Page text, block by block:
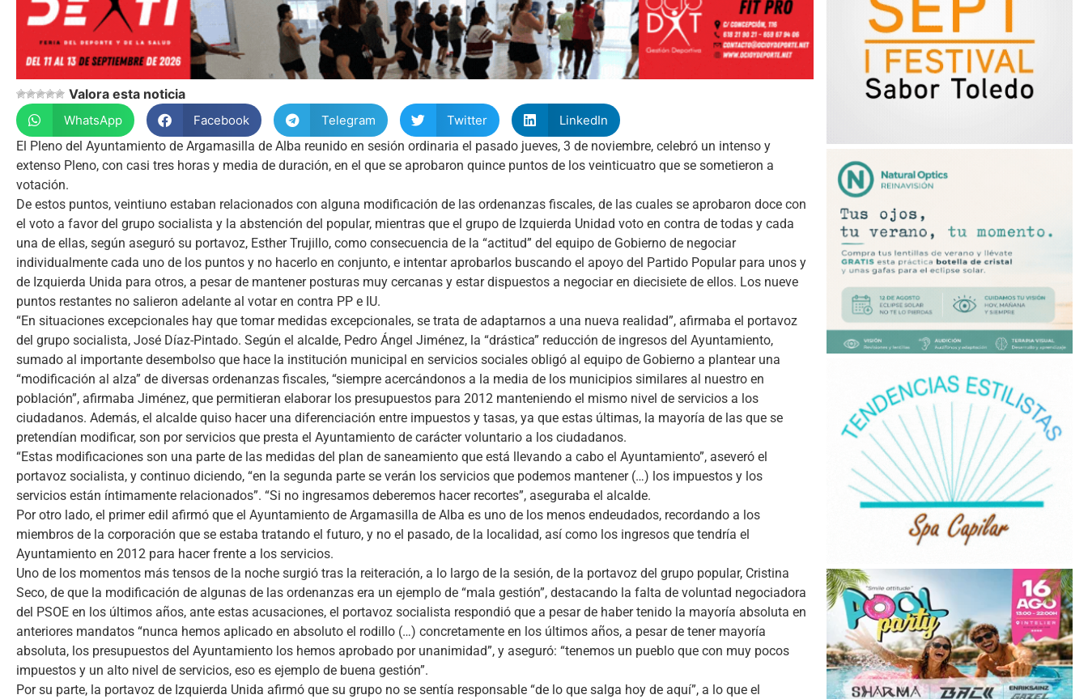
Valora esta noticia
WhatsApp Facebook Telegram Twitter
LinkedIn
El Pleno del Ayuntamiento de Argamasilla de Alba reunido en sesión ordinaria el pasado jueves, 3 de noviembre, celebró un intenso y
extenso Pleno, con casi tres horas y media de duración, en el que se aprobaron quince puntos de los veinticuatro que se sometieron a
votación.
De estos puntos, veintiuno estaban relacionados con alguna modificación de las ordenanzas fiscales, de las cuales se aprobaron doce con
el voto a favor del grupo socialista y la abstención del popular, mientras que el grupo de Izquierda Unidad voto en contra de todas y cada
una de ellas, según aseguró su portavoz, Esther Trujillo, como consecuencia de la “actitud” del equipo de Gobierno de negociar
individualmente cada uno de los puntos y no hacerlo en conjunto, e intentar aprobarlos buscando el apoyo del Partido Popular para unos y
de Izquierda Unida para otros, a pesar de mantener posturas muy cercanas y estar dispuestos a negociar en diecisiete de ellos. Los nueve
puntos restantes no salieron adelante al votar en contra PP e IU.
“En situaciones excepcionales hay que tomar medidas excepcionales, se trata de adaptarnos a una nueva realidad”, afirmaba el portavoz
del grupo socialista, José Díaz-Pintado. Según el alcalde, Pedro Ángel Jiménez, la “drástica” reducción de ingresos del Ayuntamiento,
sumado al importante desembolso que hace la institución municipal en servicios sociales obligó al equipo de Gobierno a plantear una
“modificación al alza” de diversas ordenanzas fiscales, “siempre acercándonos a la media de los municipios similares al nuestro en
población”, afirmaba Jiménez, que permitieran elaborar los presupuestos para 2012 manteniendo el mismo nivel de servicios a los
ciudadanos. Además, el alcalde quiso hacer una diferenciación entre impuestos y tasas, ya que estas últimas, la mayoría de las que se
pretendían modificar, son por servicios que presta el Ayuntamiento de carácter voluntario a los ciudadanos.
“Estas modificaciones son una parte de las medidas del plan de saneamiento que está llevando a cabo el Ayuntamiento”, aseveró el
portavoz socialista, y continuo diciendo, “en la segunda parte se verán los servicios que podemos mantener (…) los impuestos y los
servicios están íntimamente relacionados”. “Si no ingresamos deberemos hacer recortes”, aseguraba el alcalde.
Por otro lado, el primer edil afirmó que el Ayuntamiento de Argamasilla de Alba es uno de los menos endeudados, recordando a los
miembros de la corporación que se estaba tratando el futuro, y no el pasado, de la localidad, así como los ingresos que tendría el
Ayuntamiento en 2012 para hacer frente a los servicios.
Uno de los momentos más tensos de la noche surgió tras la reiteración, a lo largo de la sesión, de la portavoz del grupo popular, Cristina
Seco, de que la modificación de algunas de las ordenanzas era un ejemplo de “mala gestión”, destacando la falta de voluntad negociadora
del PSOE en los últimos años, ante estas acusaciones, el portavoz socialista respondió que a pesar de haber tenido la mayoría absoluta en
anteriores mandatos “nunca hemos aplicado en absoluto el rodillo (…) concretamente en los últimos años, a pesar de tener mayoría
absoluta, los presupuestos del Ayuntamiento los hemos aprobado por unanimidad”, y aseguró: “tenemos un pueblo que con muy pocos
impuestos y un alto nivel de servicios, eso es ejemplo de buena gestión”.
Por su parte, la portavoz de Izquierda Unida afirmó que su grupo no se sentía responsable “de lo que salga hoy de aquí”, a lo que el